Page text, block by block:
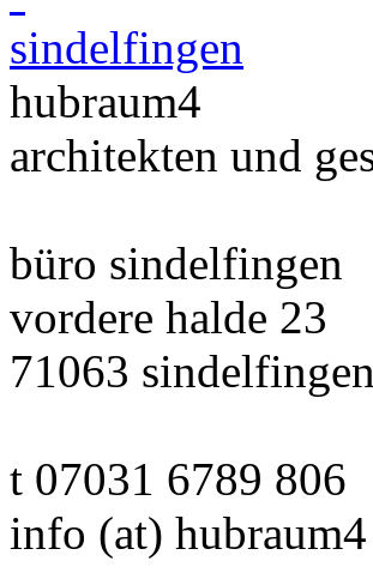
hubraum4
architekten und
büro sindelfingen
vordere halde 23
71063 sindelfingen
t 07031 6789 806
info (at)